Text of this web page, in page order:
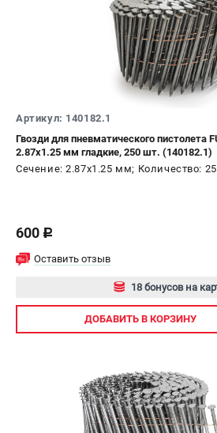
Артикул: 140182.1
Гвозди для пневматического пистолета
2.87х1.25 мм гладкие, 250 шт. (140182.1)
Сечение: 2.87х1.25 мм; Количество:
600 c
Оставить отзыв
18 бонусов на
Авторизуйтесь
ДОБАВИТЬ В КОРЗИНУ